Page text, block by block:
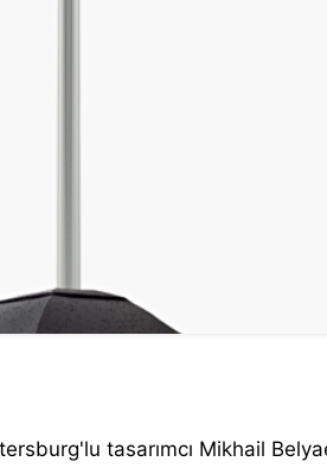
tasarımcı Mikhail